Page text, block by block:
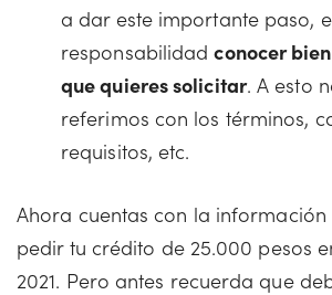
a dar este importante paso,
responsabilidadconocer
que quieres solicitar. A esto
referimos con los términos,
requisitos, etc.
Ahora cuentas con la
pedir tu crédito de 25.000 pesos
2021. Pero antes recuerda que